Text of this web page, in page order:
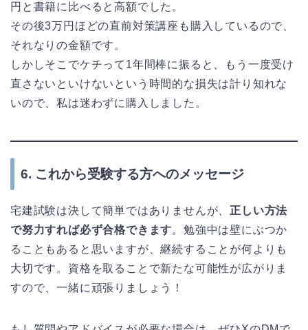
円と書籍に比べると高額でした。
その後3万円ほどの直前対策講座も購入しているので、
それなりの金額です。
しかしそこでケチって1年間棒に振ると、もう一度受け
直さないといけないという時間的な損失は計り知れな
いので、私は迷わずに購入しました。
6. これから受験する方へのメッセージ
宅建試験は決して簡単ではありませんが、 正しい方法
で努力すれば必ず合格できます。勉強中は壁にぶつか
ることもあると思いますが、継続することが何よりも
大切です。資格を取ることで新たな可能性が広がりま
すので、一緒に頑張りましょう！